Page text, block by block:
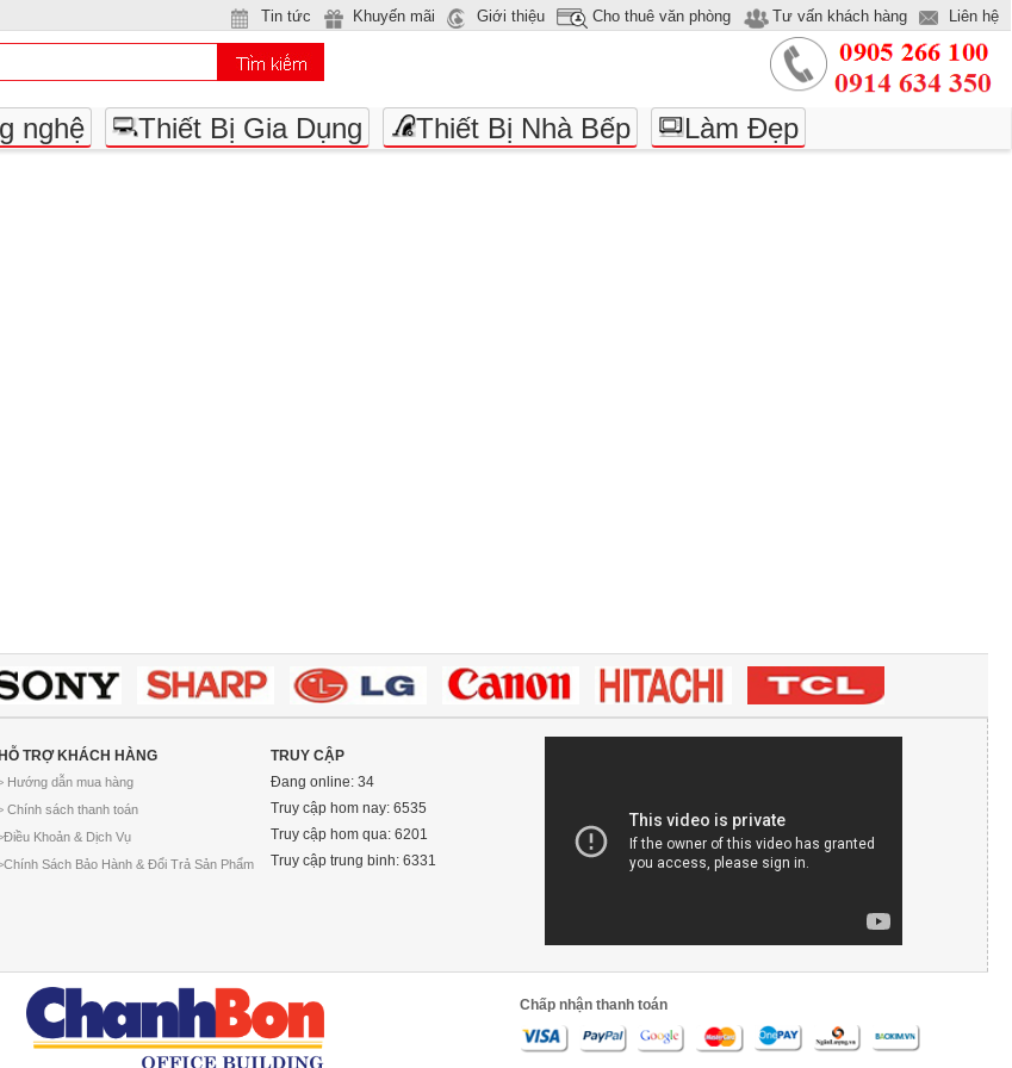
Liên hệ
Tin tức Khuyến mãi Giới thiệu Cho thuê văn phòng Tư vấn khách hàng
nghệ Thiết Bị Gia Dụng Thiết Bị Nhà Bếp Làm Đẹp
HỖ TRỢ KHÁCH HÀNG
Hướng dẫn mua hàng
Chính sách thanh toán
Điều Khoản & Dịch Vụ
Chính Sách Bảo Hành & Đổi Trả Sản Phẩm
TRUY CẬP
Đang online: 34
Truy cập hom nay: 6535
Truy cập hom qua: 6201
Truy cập trung binh: 6331
Chấp nhận thanh toán